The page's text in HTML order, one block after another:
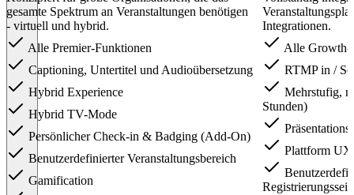
gesamte Spektrum an Veranstaltungen benötigen
- virtuell und hybrid.
Alle Premier-Funktionen
Captioning, Untertitel und Audioübersetzung
Hybrid Experience
Hybrid TV-Mode
Persönlicher Check-in & Badging (Add-On)
Benutzerdefinierter Veranstaltungsbereich
Gamification
Integrationen.
Alle Growth-
RTMP in /
Mehrstufig,
Stunden)
Plattform UX